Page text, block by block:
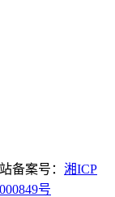
备案号： 湘ICP
号